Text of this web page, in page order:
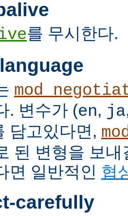
를 무시한다.
. 변수가 (en, ja
담고있다면,
된 변형을 보
면 일반적인 협
carefully